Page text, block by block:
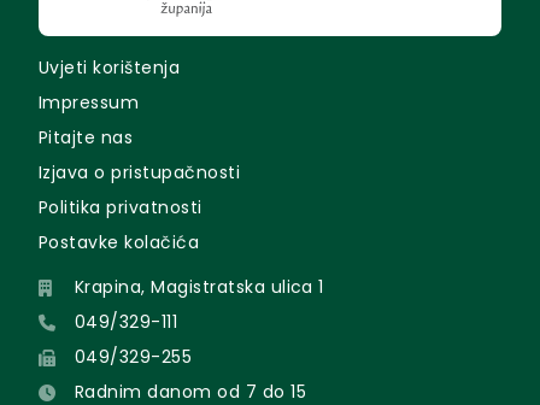
Uvjeti korištenja
Impressum
Pitajte nas
Izjava o pristupačnosti
Politika privatnosti
Postavke kolačića
Krapina, Magistratska ulica 1
049/329-111
049/329-255
Radnim danom od 7 do 15